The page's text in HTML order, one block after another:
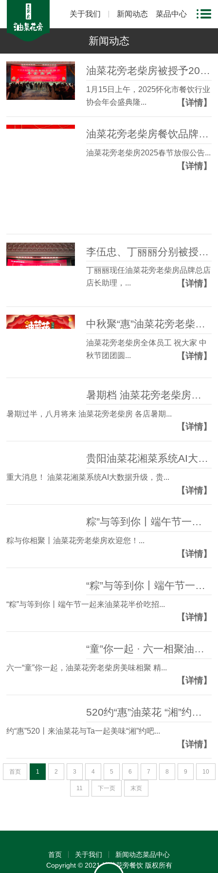
关于我们 新闻动态 菜品中心
新闻动态
油菜花旁老柴房被授予2024年度“公益先锋”怀化优秀企业
1月15日上午，2025怀化市餐饮行业
协会年会盛典隆...
【详情】
油菜花旁老柴房餐饮品牌2024年春节放假公告
油菜花旁老柴房2025春节放假公告...
【详情】
李伍忠、丁丽丽分别被授予“年度技术能手”、“年度服务能手”荣誉称号
丁丽丽现任油菜花旁老柴房品牌总店
店长助理，...
【详情】
中秋聚“惠”油菜花旁老柴房 半价吃招牌锅贴鸡
油菜花旁老柴房全体员工 祝大家 中
秋节团团圆...
【详情】
暑期档 油菜花旁老柴房各店暑期各类宴席火爆预定中
暑期过半，八月将来 油菜花旁老柴房 各店暑期...
【详情】
贵阳油菜花湘菜系统AI大数据升级 贵宾专属用餐补贴50% 还有红包领哦
重大消息！ 油菜花湘菜系统AI大数据升级，贵...
【详情】
粽”与等到你丨端午节一起来油菜花旁半价吃招牌锅贴鸡
粽与你相聚丨油菜花旁老柴房欢迎您！...
【详情】
“粽”与等到你丨端午节一起来油菜花半价吃招牌锅贴鸡
“粽”与等到你丨端午节一起来油菜花半价吃招...
【详情】
“童”你一起 · 六一相聚油菜花旁桂阳店 精美礼品免费送
六一“童”你一起，油菜花旁老柴房美味相聚 精...
【详情】
520约“惠”油菜花 “湘”约美味 一起来
约“惠”520丨来油菜花与Ta一起美味“湘”约吧...
【详情】
首页 1 2 3 4 5 6 7 8 9 10
11 下一页 末页
首页 关于我们 新闻动态菜品中心
Copyright © 2021 油菜花旁餐饮 版权所有